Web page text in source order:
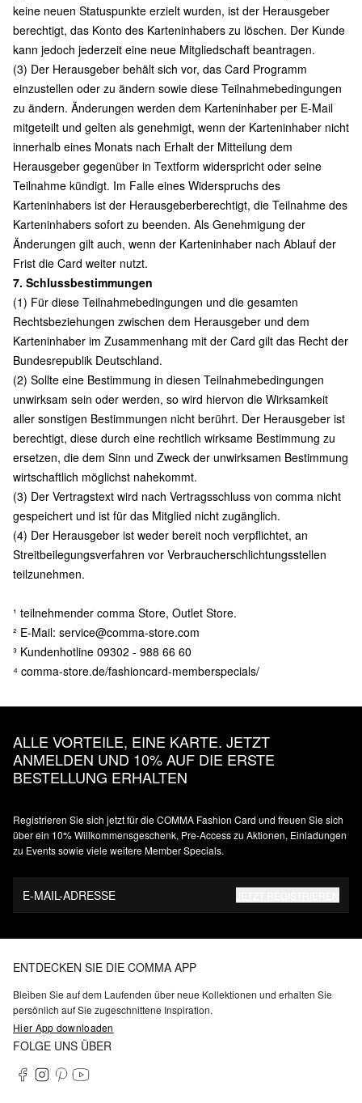
keine neuen Statuspunkte erzielt wurden, ist der Herausgeber
berechtigt, das Konto des Karteninhabers zu löschen. Der Kunde
kann jedoch jederzeit eine neue Mitgliedschaft beantragen.
(3) Der Herausgeber behält sich vor, das Card Programm
einzustellen oder zu ändern sowie diese Teilnahmebedingungen
zu ändern. Änderungen werden dem Karteninhaber per E-Mail
mitgeteilt und gelten als genehmigt, wenn der Karteninhaber nicht
innerhalb eines Monats nach Erhalt der Mitteilung dem
Herausgeber gegenüber in Textform widerspricht oder seine
Teilnahme kündigt. Im Falle eines Widerspruchs des
Karteninhabers ist der Herausgeberberechtigt, die Teilnahme des
Karteninhabers sofort zu beenden. Als Genehmigung der
Änderungen gilt auch, wenn der Karteninhaber nach Ablauf der
Frist die Card weiter nutzt.
7. Schlussbestimmungen
(1) Für diese Teilnahmebedingungen und die gesamten
Rechtsbeziehungen zwischen dem Herausgeber und dem
Karteninhaber im Zusammenhang mit der Card gilt das Recht der
Bundesrepublik Deutschland.
(2) Sollte eine Bestimmung in diesen Teilnahmebedingungen
unwirksam sein oder werden, so wird hiervon die Wirksamkeit
aller sonstigen Bestimmungen nicht berührt. Der Herausgeber ist
berechtigt, diese durch eine rechtlich wirksame Bestimmung zu
ersetzen, die dem Sinn und Zweck der unwirksamen Bestimmung
wirtschaftlich möglichst nahekommt.
(3) Der Vertragstext wird nach Vertragsschluss von comma nicht
gespeichert und ist für das Mitglied nicht zugänglich.
(4) Der Herausgeber ist weder bereit noch verpflichtet, an
Streitbeilegungsverfahren vor Verbraucherschlichtungsstellen
teilzunehmen.
¹ teilnehmender comma Store, Outlet Store.
² E-Mail: service@comma-store.com
³ Kundenhotline 09302 - 988 66 60
⁴ comma-store.de/fashioncard-memberspecials/
ALLE VORTEILE, EINE KARTE. JETZT
ANMELDEN UND 10% AUF DIE ERSTE
BESTELLUNG ERHALTEN
Registrieren Sie sich jetzt für die COMMA Fashion Card und freuen Sie sich
über ein 10% Willkommensgeschenk, Pre-Access zu Aktionen, Einladungen
zu Events sowie viele weitere Member Specials.
E-MAIL-ADRESSE
ENTDECKEN SIE DIE COMMA APP
Bleiben Sie auf dem Laufenden über neue Kollektionen und erhalten Sie
persönlich auf Sie zugeschnittene Inspiration.
Hier App downloaden
FOLGE UNS ÜBER